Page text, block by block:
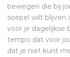
bewegen die bij
soepel wilt
voor je dagelijkse
tempo dat voor
dat je niet kunt